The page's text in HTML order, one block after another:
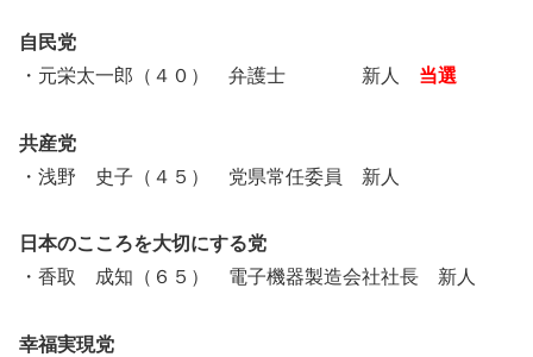
自民党
・元栄太一郎（４０） 弁護士 新人 当選
共産党
・浅野 史子（４５） 党県常任委員 新人
日本のこころを大切にする党
・香取 成知（６５） 電子機器製造会社社長 新人
幸福実現党